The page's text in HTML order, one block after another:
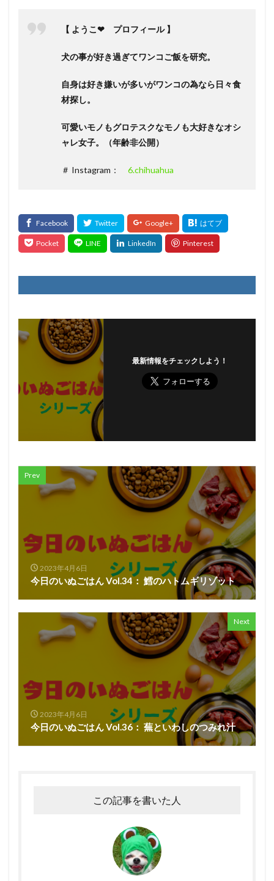
【 ようこ❤ プロフィール 】
犬の事が好き過ぎてワンコご飯を研究。
自身は好き嫌いが多いがワンコの為なら日々食
材探し。
可愛いモノもグロテスクなモノも大好きなオシ
ャレ女子。（年齢非公開）
＃ Instagram： 6.chihuahua
最新情報をチェックしよう！
Prev
2023年4月6日
今日のいぬごはん Vol.34： 鱈のハトムギリゾット
Next
2023年4月6日
今日のいぬごはん Vol.36： 蕪といわしのつみれ汁
この記事を書いた人